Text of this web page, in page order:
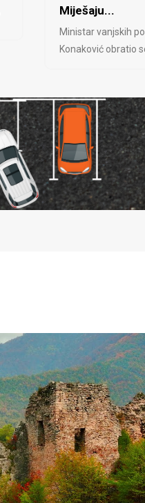
Miješaju...
Ministar vanjskih
Konaković obratio